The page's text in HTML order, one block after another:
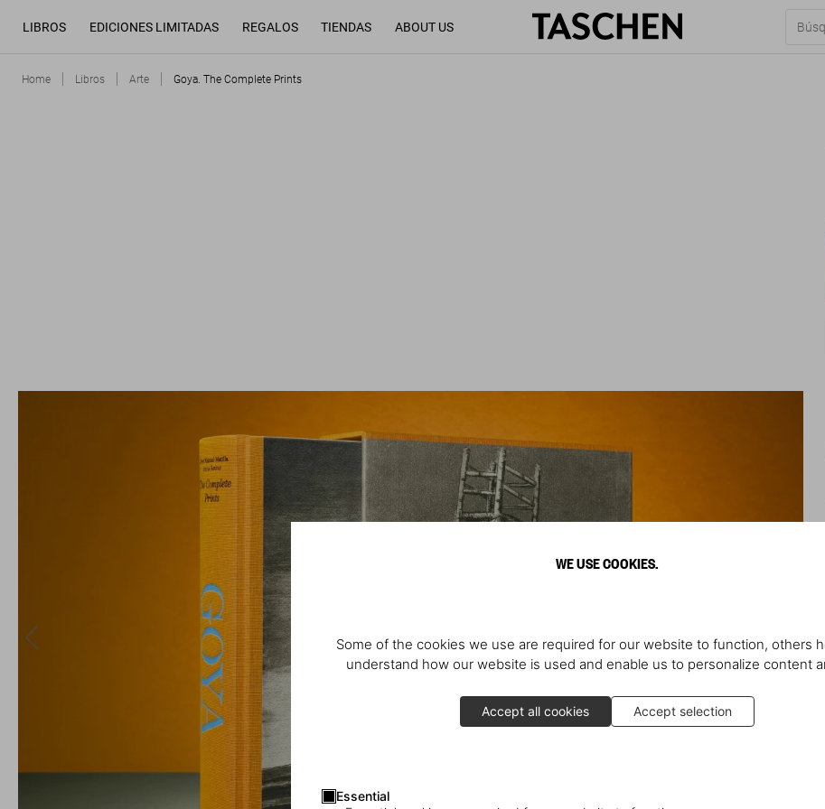
WE USE COOKIES.
Some of the cookies we use are required for our website to function, others
understand how our website is used and enable us to personalize content
Accept all cookies Accept selection
Essential
LIBROS EDICIONES LIMITADAS REGALOS TIENDAS ABOUT US
Home Libros Arte Goya. The Complete Prints